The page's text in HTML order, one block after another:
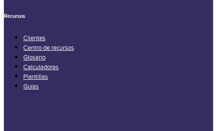
Recursos
Clientes
Centro de recursos
Glosario
Calculadoras
Plantillas
Guías